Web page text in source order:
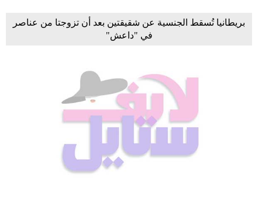
بريطانيا تُسقط الجنسية عن شقيقتين بعد أن تزوجتا من عناصر
في "داعش"